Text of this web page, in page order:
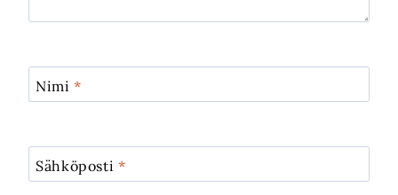
Nimi*
Sähköposti*